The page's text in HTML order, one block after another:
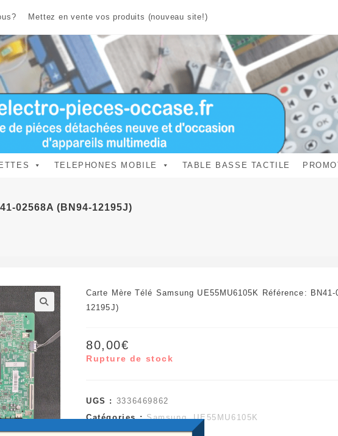
Mettez en vente vos produits (nouveau site!)
TELEPHONES MOBILE TABLE BASSE TACTILE
02568A (BN94-12195J)
🔍
Carte Mère Télé Samsung UE55MU6105K Référence: BN41-
12195J)
80,00€
Rupture de stock
UGS : 3336469862
Catégories :Samsung,UE55MU6105K
Étiquette :UE55MU6105K